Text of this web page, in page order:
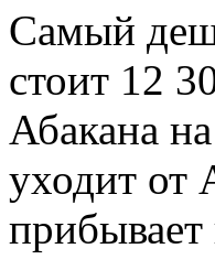
Самый
стоит 12
Абакана
уходит от